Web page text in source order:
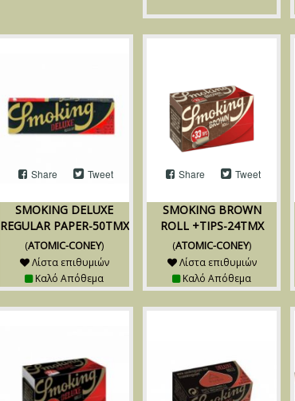
SMOKING DELUXE
REGULAR PAPER-50TMX
(ATOMIC-CONEY)
Share Tweet
Λίστα επιθυμιών
Καλό Απόθεμα
SMOKING BROWN
ROLL +TIPS-24TMX
(ATOMIC-CONEY)
Share Tweet
Λίστα επιθυμιών
Καλό Απόθεμα